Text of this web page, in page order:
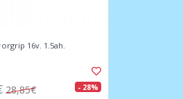
16v. 1.5ah.
28,85€ - 28%